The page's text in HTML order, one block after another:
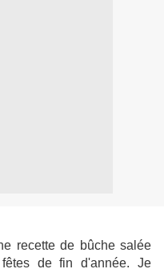
recette de bûche salée
de fin d'année. Je